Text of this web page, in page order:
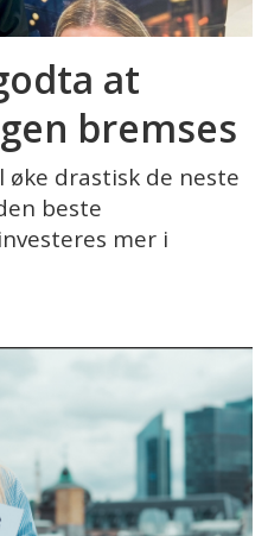
at
bremses
drastisk de neste
beste
mer i